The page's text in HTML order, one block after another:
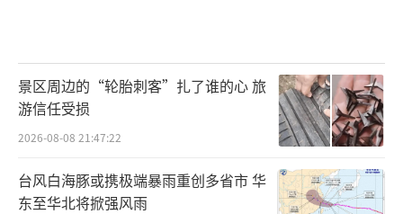
景区周边的“轮胎刺客”扎了谁的心 旅
游信任受损
2026-08-08 21:47:22
台风白海豚或携极端暴雨重创多省市 华
东至华北将掀强风雨